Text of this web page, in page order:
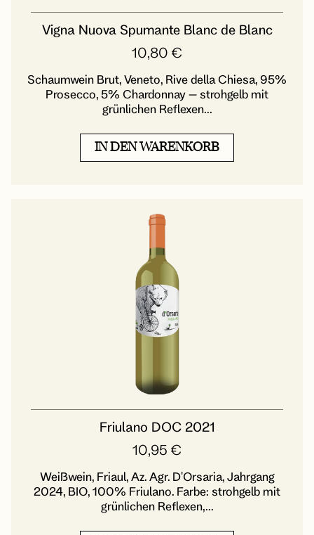
Vigna Nuova Spumante Blanc de Blanc
10,80 €
Schaumwein Brut, Veneto, Rive della Chiesa, 95%
Prosecco, 5% Chardonnay – strohgelb mit
grünlichen Reflexen...
IN DEN WARENKORB
Friulano DOC 2021
10,95 €
Weißwein, Friaul, Az. Agr. D'Orsaria, Jahrgang
2024, BIO, 100% Friulano. Farbe: strohgelb mit
grünlichen Reflexen,...